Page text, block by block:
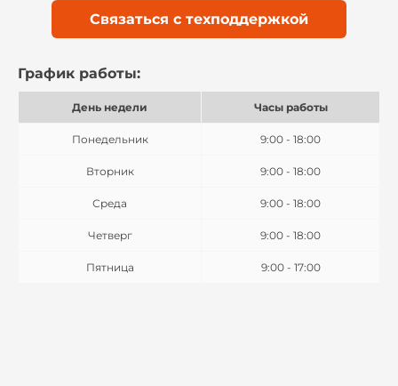
Связаться с техподдержкой
График работы:
День недели Часы работы
Понедельник 9:00 - 18:00
Вторник 9:00 - 18:00
Среда 9:00 - 18:00
Четверг 9:00 - 18:00
Пятница 9:00 - 17:00